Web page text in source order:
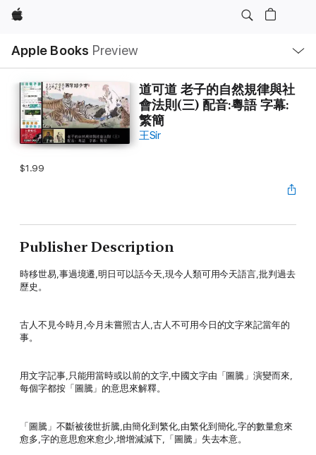
Apple
Apple Books Preview
Nav
Open
Menu
道可道 老子的自然規律與社
會法則(三) 配音:粵語 字幕:
繁簡
王Sir
$1.99
Publisher Description
時移世易,事過境遷,明日可以話今天,現今人類可用今天語言,批判過去
歷史。
古人不見今時月,今月未嘗照古人,古人不可用今日的文字來記當年的
事。
用文字記事,只能用當時或以前的文字,中國文字由「圖騰」演變而來,
每個字都按「圖騰」的意思來解釋。
「圖騰」不斷被後世折騰,由簡化到繁化,由繁化到簡化,字的數量愈來
愈多,字的意思愈來愈少,增增減減下,「圖騰」失去本意。